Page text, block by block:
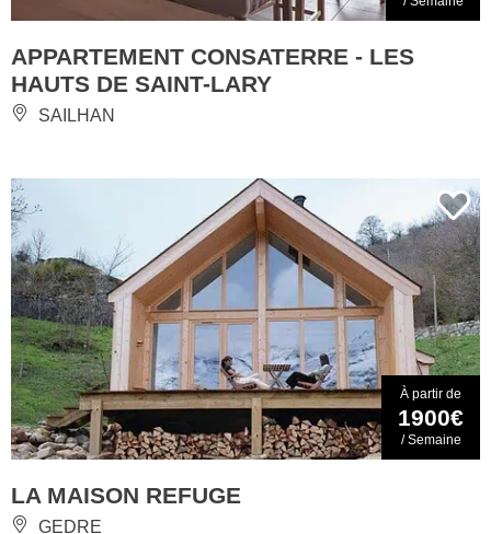
APPARTEMENT CONSATERRE - LES
HAUTS DE SAINT-LARY
SAILHAN
À partir de
1900€
/ Semaine
LA MAISON REFUGE
GEDRE